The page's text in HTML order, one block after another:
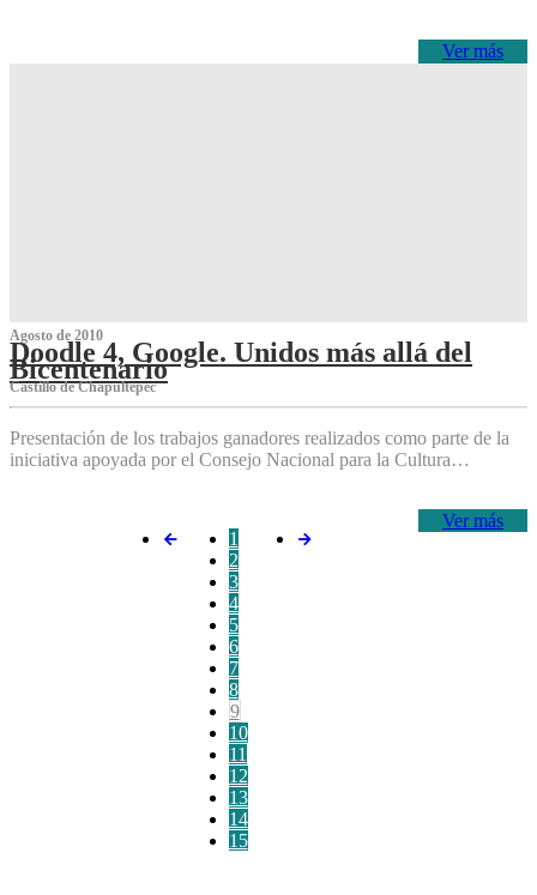
Ver más
Agosto de 2010
Doodle 4, Google. Unidos más allá del
Bicentenario
Castillo de Chapultepec
Presentación de los trabajos ganadores realizados como parte de la
iniciativa apoyada por el Consejo Nacional para la Cultura…
Ver más
1
2
3
4
5
6
7
8
9
10
11
12
13
14
15